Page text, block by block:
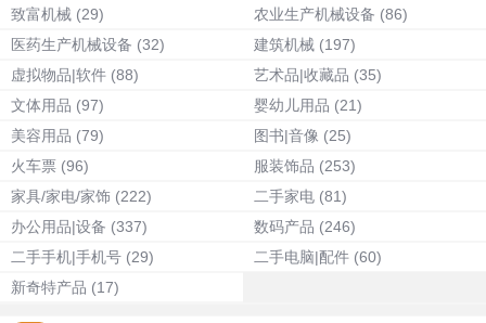
致富机械 (29) 农业生产机械设备 (86)
医药生产机械设备 (32) 建筑机械 (197)
虚拟物品|软件 (88) 艺术品|收藏品 (35)
文体用品 (97) 婴幼儿用品 (21)
美容用品 (79) 图书|音像 (25)
火车票 (96) 服装饰品 (253)
家具/家电/家饰 (222) 二手家电 (81)
办公用品|设备 (337) 数码产品 (246)
二手手机|手机号 (29) 二手电脑|配件 (60)
新奇特产品 (17)